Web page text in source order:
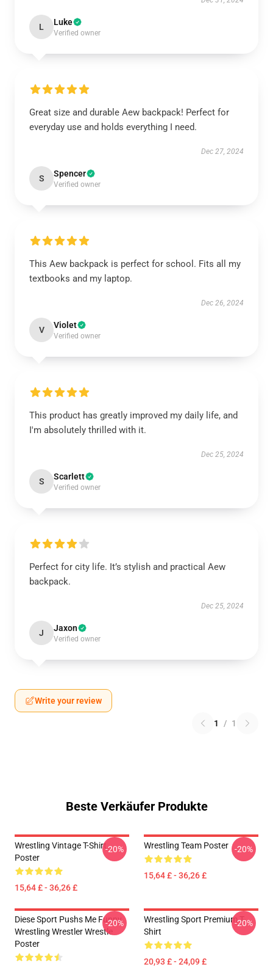
L Luke
Verified owner
Great size and durable Aew backpack! Perfect for
everyday use and holds everything I need.
Dec 27, 2024
S Spencer
Verified owner
This Aew backpack is perfect for school. Fits all my
textbooks and my laptop.
Dec 26, 2024
V Violet
Verified owner
This product has greatly improved my daily life, and
I'm absolutely thrilled with it.
Dec 25, 2024
S Scarlett
Verified owner
Perfect for city life. It’s stylish and practical Aew
backpack.
Dec 25, 2024
J Jaxon
Verified owner
Write your review
1 / 1
Beste Verkäufer Produkte
Wrestling Vintage T-Shirt
Poster
15,64 £ - 36,26 £
-20% Wrestling Team Poster
15,64 £ - 36,26 £
-20%
Diese Sport Pushs Me Funny
Wrestling Wrestler Wrestle
Poster
-20%
Wrestling Sport Premium T-
Shirt
20,93 £ - 24,09 £
-20%